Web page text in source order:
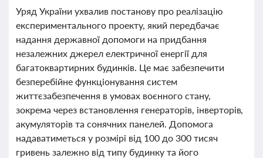
Уряд України ухвалив постанову про реалізацію
експериментального проекту, який передбачає
надання державної допомоги на придбання
незалежних джерел електричної енергії для
багатоквартирних будинків. Це має забезпечити
безперебійне функціонування систем
життєзабезпечення в умовах воєнного стану,
зокрема через встановлення генераторів, інверторів,
акумуляторів та сонячних панелей. Допомога
надаватиметься у розмірі від 100 до 300 тисяч
гривень залежно від типу будинку та його